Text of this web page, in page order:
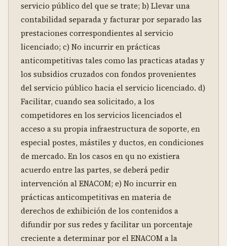
servicio público del que se trate; b) Llevar una
contabilidad separada y facturar por separado las
prestaciones correspondientes al servicio
licenciado; c) No incurrir en prácticas
anticompetitivas tales como las practicas atadas y
los subsidios cruzados con fondos provenientes
del servicio público hacia el servicio licenciado. d)
Facilitar, cuando sea solicitado, a los
competidores en los servicios licenciados el
acceso a su propia infraestructura de soporte, en
especial postes, mástiles y ductos, en condiciones
de mercado. En los casos en qu no existiera
acuerdo entre las partes, se deberá pedir
intervención al ENACOM; e) No incurrir en
prácticas anticompetitivas en materia de
derechos de exhibición de los contenidos a
difundir por sus redes y facilitar un porcentaje
creciente a determinar por el ENACOM a la